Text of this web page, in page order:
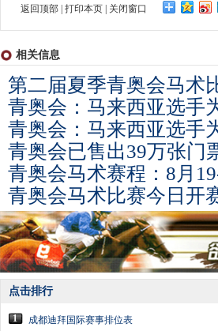
返回顶部 打印本页 关闭窗口
相关信息
第二届夏季青奥会马术
青奥会：马来西亚选手
青奥会：马来西亚选手
青奥会已售出39万张门
青奥会马术赛程：8月
青奥会马术比赛今日开
点击排行
1
成都迪拜国际赛事排位表